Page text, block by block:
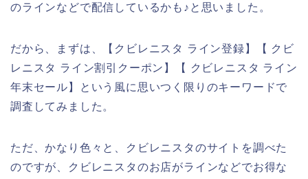
のラインなどで配信しているかも♪と思いました。
だから、まずは、【クビレニスタ ライン登録】【 クビ
レニスタ ライン割引クーポン】【 クビレニスタ ライン
年末セール】という風に思いつく限りのキーワードで
調査してみました。
ただ、かなり色々と、クビレニスタのサイトを調べた
のですが、クビレニスタのお店がラインなどでお得な